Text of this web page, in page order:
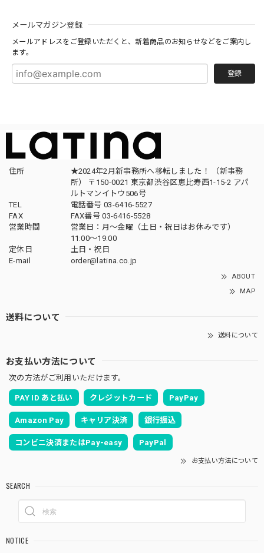
メールマガジン登録
メールアドレスをご登録いただくと、新着商品のお知らせなどをご案内し
ます。
登録
住所
★2024年2月新事務所へ移転しました！ （新事務
所） 〒150-0021 東京都渋谷区恵比寿西1-15-2 アパ
ルトマンイトウ506号
TEL
電話番号 03-6416-5527
FAX
FAX番号 03-6416-5528
営業時間
営業日：月〜金曜（土日・祝日はお休みです）
11:00〜19:00
定休日
土日・祝日
E-mail
order@latina.co.jp
ABOUT
MAP
送料について
送料について
お支払い方法について
次の方法がご利用いただけます。
PAY ID あと払い クレジットカード PayPay
Amazon Pay キャリア決済 銀行振込
コンビニ決済またはPay-easy PayPal
お支払い方法について
SEARCH
NOTICE